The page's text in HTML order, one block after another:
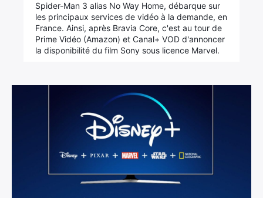
Spider-Man 3 alias No Way Home, débarque sur
les principaux services de vidéo à la demande, en
France. Ainsi, après Bravia Core, c'est au tour de
Prime Vidéo (Amazon) et Canal+ VOD d'annoncer
la disponibilité du film Sony sous licence Marvel.